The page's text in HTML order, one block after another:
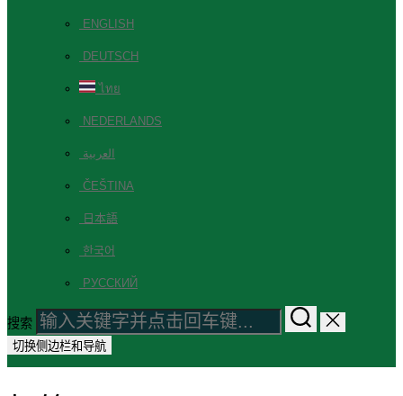
ENGLISH
DEUTSCH
ไทย
NEDERLANDS
العربية
ČEŠTINA
日本語
한국어
РУССКИЙ
搜索
切换侧边栏和导航